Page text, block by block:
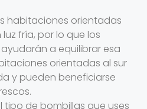
habitaciones orientadas
fría, por lo que los
a equilibrar esa
orientadas al sur
y pueden beneficiarse
tipo de bombillas que uses